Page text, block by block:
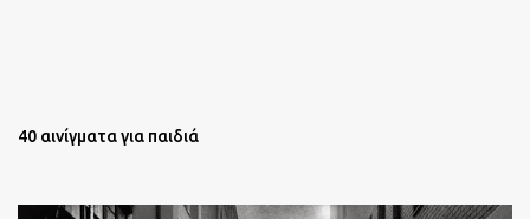
40 αινίγματα για παιδιά